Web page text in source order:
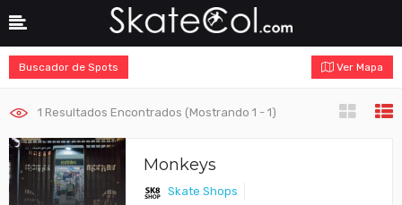
Buscador de Spots Ver Mapa
1 Resultados Encontrados (Mostrando 1 - 1)
Monkeys
Skate Shops